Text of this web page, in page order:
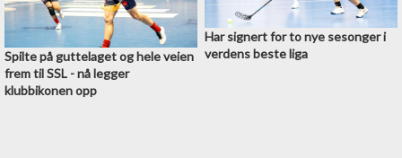
Spilte på guttelaget og hele veien
frem til SSL - nå legger
klubbikonen opp
Har signert for to nye sesonger i
verdens beste liga